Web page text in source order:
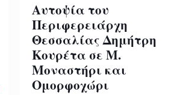
Αυτοψία του
Περιφερειάρχη
Θεσσαλίας Δημήτρη
Κουρέτα σε Μ.
Μοναστήρι και
Ομορφοχώρι